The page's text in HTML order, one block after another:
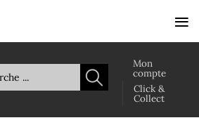
Mon
compte
Click &
Collect
≡